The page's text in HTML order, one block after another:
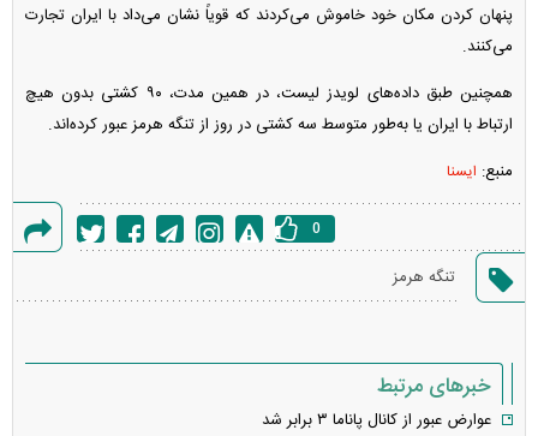
پنهان کردن مکان خود خاموش می‌کردند که قویاً نشان می‌داد با ایران تجارت
می‌کنند.
همچنین طبق داده‌های لویدز لیست، در همین مدت، ۹۰ کشتی بدون هیچ
ارتباط با ایران یا به‌طور متوسط ‌سه کشتی در روز از تنگه هرمز عبور کرده‌اند.
منبع: ایسنا
خطا
0
تنگه هرمز
خبرهای مرتبط
عوارض عبور از کانال پاناما ۳ برابر شد